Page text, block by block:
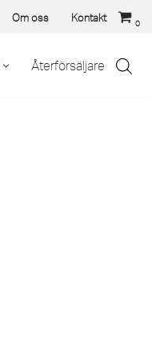
Om oss Kontakt 0
Återförsäljare